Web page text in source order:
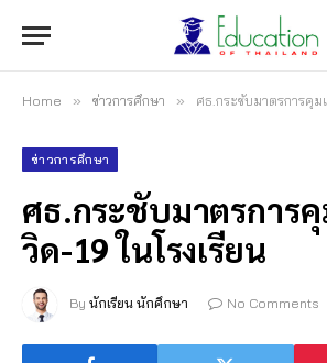
Home » ข่าวการศึกษา » ศธ.กระชับมาตรการคุม
ข่าวการศึกษา
ศธ.กระชับมาตรการคุ
วิด-19 ในโรงเรียน
By นักเรียน นักศึกษา No Comments